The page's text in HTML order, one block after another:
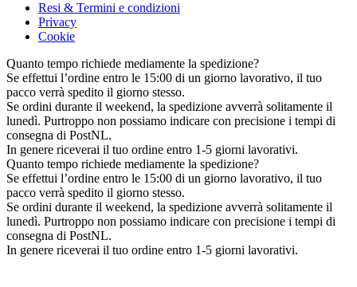
Resi & Termini e condizioni
Privacy
Cookie
Quanto tempo richiede mediamente la spedizione?
Se effettui l’ordine entro le 15:00 di un giorno lavorativo, il tuo
pacco verrà spedito il giorno stesso.
Se ordini durante il weekend, la spedizione avverrà solitamente il
lunedì. Purtroppo non possiamo indicare con precisione i tempi di
consegna di PostNL.
In genere riceverai il tuo ordine entro 1-5 giorni lavorativi.
Quanto tempo richiede mediamente la spedizione?
Se effettui l’ordine entro le 15:00 di un giorno lavorativo, il tuo
pacco verrà spedito il giorno stesso.
Se ordini durante il weekend, la spedizione avverrà solitamente il
lunedì. Purtroppo non possiamo indicare con precisione i tempi di
consegna di PostNL.
In genere riceverai il tuo ordine entro 1-5 giorni lavorativi.